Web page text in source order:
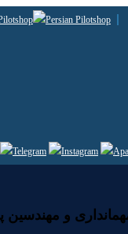
و مهندسین